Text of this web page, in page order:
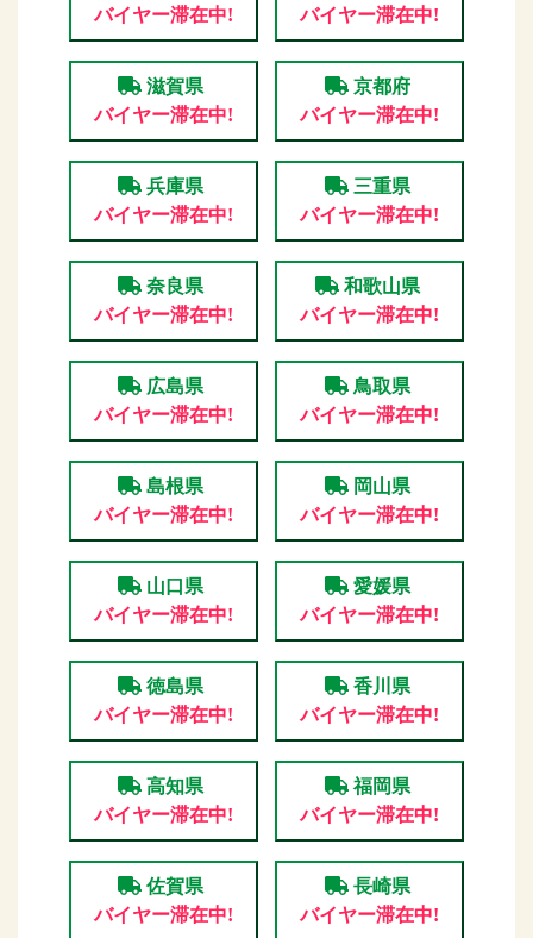
バイヤー滞在中!
バイヤー滞在中!
滋賀県
バイヤー滞在中!
京都府
バイヤー滞在中!
兵庫県
バイヤー滞在中!
三重県
バイヤー滞在中!
奈良県
バイヤー滞在中!
和歌山県
バイヤー滞在中!
広島県
バイヤー滞在中!
鳥取県
バイヤー滞在中!
島根県
バイヤー滞在中!
岡山県
バイヤー滞在中!
山口県
バイヤー滞在中!
愛媛県
バイヤー滞在中!
徳島県
バイヤー滞在中!
香川県
バイヤー滞在中!
高知県
バイヤー滞在中!
福岡県
バイヤー滞在中!
佐賀県
バイヤー滞在中!
長崎県
バイヤー滞在中!